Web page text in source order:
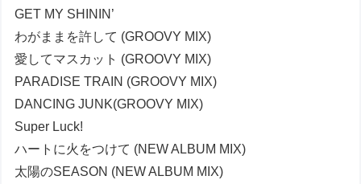
GET MY SHININ’
わがままを許して (GROOVY MIX)
愛してマスカット (GROOVY MIX)
PARADISE TRAIN (GROOVY MIX)
DANCING JUNK(GROOVY MIX)
Super Luck!
ハートに火をつけて (NEW ALBUM MIX)
太陽のSEASON (NEW ALBUM MIX)